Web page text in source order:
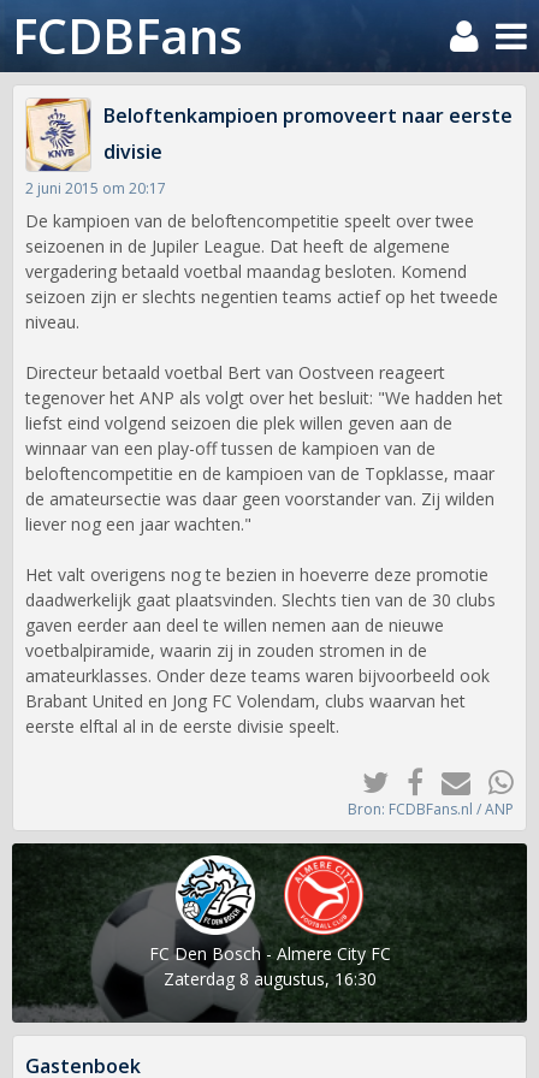
FCDBFans
Beloftenkampioen promoveert naar eerste
divisie
2 juni 2015 om 20:17
De kampioen van de beloftencompetitie speelt over twee
seizoenen in de Jupiler League. Dat heeft de algemene
vergadering betaald voetbal maandag besloten. Komend
seizoen zijn er slechts negentien teams actief op het tweede
niveau.
Directeur betaald voetbal Bert van Oostveen reageert
tegenover het ANP als volgt over het besluit: "We hadden het
liefst eind volgend seizoen die plek willen geven aan de
winnaar van een play-off tussen de kampioen van de
beloftencompetitie en de kampioen van de Topklasse, maar
de amateursectie was daar geen voorstander van. Zij wilden
liever nog een jaar wachten."
Het valt overigens nog te bezien in hoeverre deze promotie
daadwerkelijk gaat plaatsvinden. Slechts tien van de 30 clubs
gaven eerder aan deel te willen nemen aan de nieuwe
voetbalpiramide, waarin zij in zouden stromen in de
amateurklasses. Onder deze teams waren bijvoorbeeld ook
Brabant United en Jong FC Volendam, clubs waarvan het
eerste elftal al in de eerste divisie speelt.
Bron: FCDBFans.nl / ANP
FC Den Bosch - Almere City FC
Zaterdag 8 augustus, 16:30
Gastenboek